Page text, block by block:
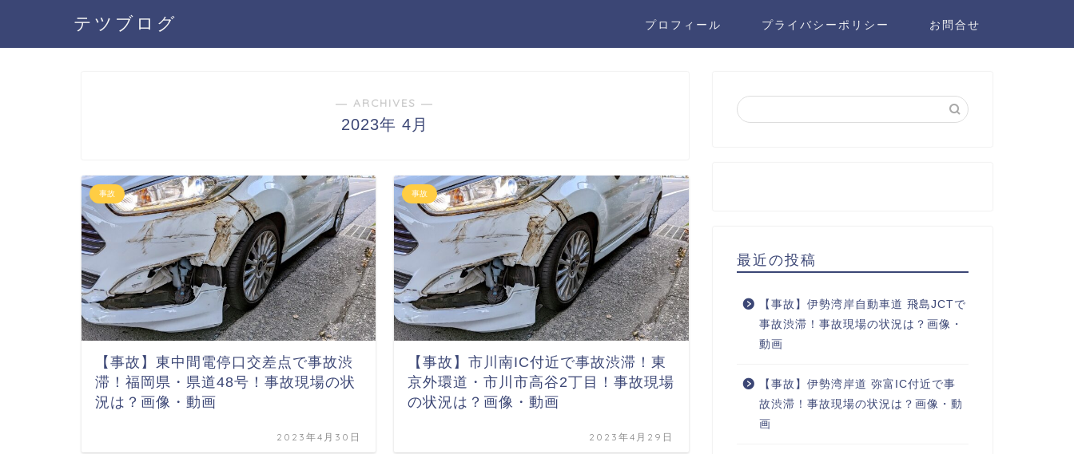
テツブログ プロフィール プライバシーポリシー お問合せ
― ARCHIVES ―
2023年 4月
事故
【事故】東中間電停口交差点で事故渋
滞！福岡県・県道48号！事故現場の状
況は？画像・動画
2023年4月30日
事故
【事故】市川南IC付近で事故渋滞！東
京外環道・市川市高谷2丁目！事故現場
の状況は？画像・動画
2023年4月29日
最近の投稿
【事故】伊勢湾岸自動車道 飛島JCTで
事故渋滞！事故現場の状況は？画像・
動画
【事故】伊勢湾岸道 弥富IC付近で事
故渋滞！事故現場の状況は？画像・動
画